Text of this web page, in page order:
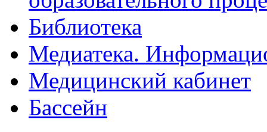
Библиотека
Медиатека.
Медицинский кабинет
Бассейн